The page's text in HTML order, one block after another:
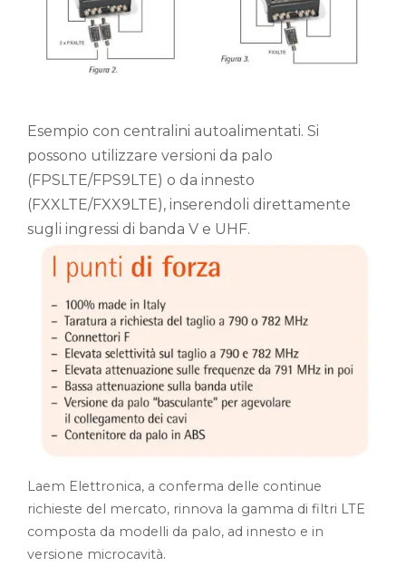
Esempio con centralini autoalimentati. Si
possono utilizzare versioni da palo
(FPSLTE/FPS9LTE) o da innesto
(FXXLTE/FXX9LTE), inserendoli direttamente
sugli ingressi di banda V e UHF.
Laem Elettronica, a conferma delle continue
richieste del mercato, rinnova la gamma di filtri LTE
composta da modelli da palo, ad innesto e in
versione microcavità.